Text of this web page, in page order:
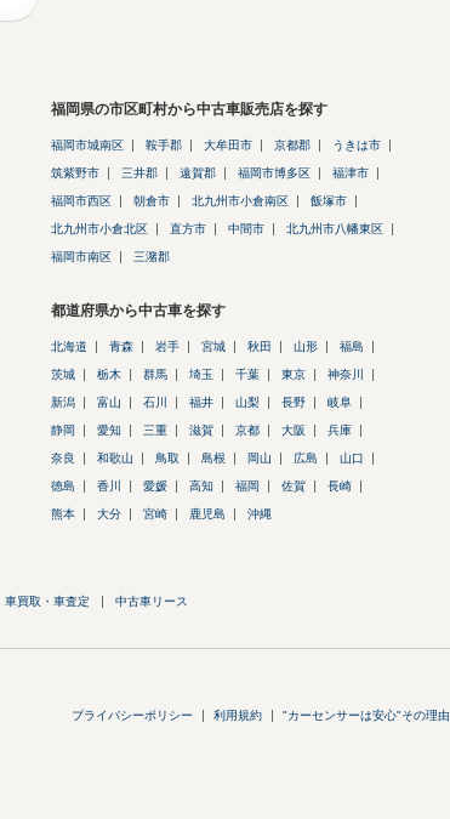
福岡県の市区町村から中古車販売店を探す
福岡市城南区 鞍手郡 大牟田市 京都郡 うきは市
筑紫野市 三井郡 遠賀郡 福岡市博多区 福津市
福岡市西区 朝倉市 北九州市小倉南区 飯塚市
北九州市小倉北区 直方市 中間市 北九州市八幡東区
福岡市南区 三潴郡
都道府県から中古車を探す
北海道 青森 岩手 宮城 秋田 山形 福島
茨城 栃木 群馬 埼玉 千葉 東京 神奈川
新潟 富山 石川 福井 山梨 長野 岐阜
静岡 愛知 三重 滋賀 京都 大阪 兵庫
奈良 和歌山 鳥取 島根 岡山 広島 山口
徳島 香川 愛媛 高知 福岡 佐賀 長崎
熊本 大分 宮崎 鹿児島 沖縄
車買取・車査定 中古車リース
プライバシーポリシー 利用規約 "カーセンサーは安心"その理由